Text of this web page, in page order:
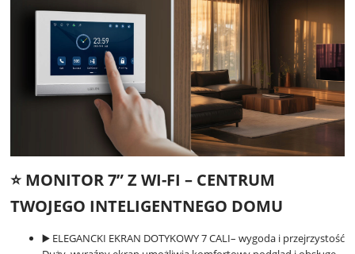
⭐️ MONITOR 7” Z WI-FI – CENTRUM
TWOJEGO INTELIGENTNEGO DOMU
▶️ ELEGANCKI EKRAN DOTYKOWY 7 CALI– wygoda i przejrzystość